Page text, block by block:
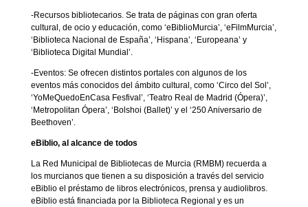
-Recursos bibliotecarios. Se trata de páginas con gran oferta
cultural, de ocio y educación, como ‘eBiblioMurcia’, ‘eFilmMurcia’,
‘Biblioteca Nacional de España’, ‘Hispana’, ‘Europeana’ y
‘Biblioteca Digital Mundial’.
-Eventos: Se ofrecen distintos portales con algunos de los
eventos más conocidos del ámbito cultural, como ‘Circo del Sol’,
‘YoMeQuedoEnCasa Fesfival’, ‘Teatro Real de Madrid (Ópera)’,
‘Metropolitan Ópera’, ‘Bolshoi (Ballet)’ y el ‘250 Aniversario de
Beethoven’.
eBiblio, al alcance de todos
La Red Municipal de Bibliotecas de Murcia (RMBM) recuerda a
los murcianos que tienen a su disposición a través del servicio
eBiblio el préstamo de libros electrónicos, prensa y audiolibros.
eBiblio está financiada por la Biblioteca Regional y es un